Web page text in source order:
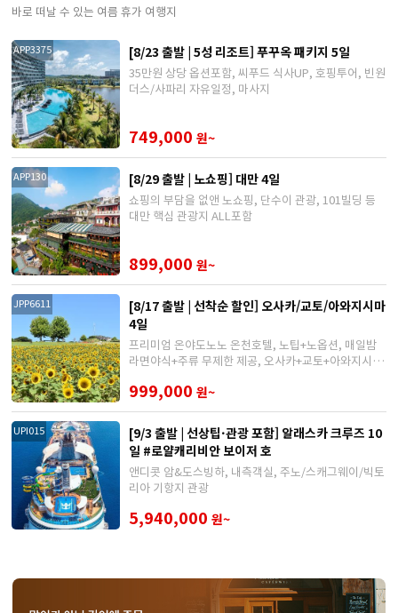
바로 떠날 수 있는 여름 휴가 여행지
APP3375 [8/23 출발 | 5성 리조트] 푸꾸옥 패키지 5일
35만원 상당 옵션포함, 씨푸드 식사UP, 호핑투어, 빈원
더스/사파리 자유일정, 마사지
749,000 원~
APP130 [8/29 출발 | 노쇼핑] 대만 4일
쇼핑의 부담을 없앤 노쇼핑, 단수이 관광, 101빌딩 등
대만 핵심 관광지 ALL포함
899,000 원~
JPP6611
[8/17 출발 | 선착순 할인] 오사카/교토/아와지시마
4일
프리미엄 온야도노노 온천호텔, 노팁+노옵션, 매일밤
라면야식+주류 무제한 제공, 오사카+교토+아와지시마
999,000 원~
UPI015
[9/3 출발 | 선상팁·관광 포함] 알래스카 크루즈 10
일 #로얄캐리비안 보이저 호
앤디콧 암&도스빙하, 내측객실, 주노/스캐그웨이/빅토
리아 기항지 관광
5,940,000 원~